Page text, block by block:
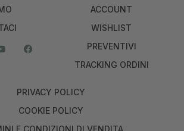
ACCOUNT
WISHLIST
PREVENTIVI
TRACKING ORDINI
PRIVACY POLICY
COOKIE POLICY
E CONDIZIONI DI VENDITA